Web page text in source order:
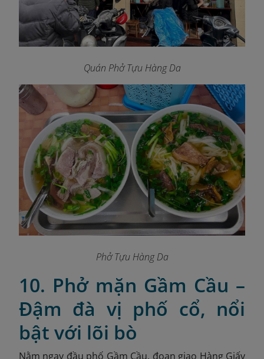
Quán Phở Tựu Hàng Da
Phở Tựu Hàng Da
10. Phở mặn Gầm Cầu –
Đậm đà vị phố cổ, nổi
bật với lõi bò
Nằm ngay đầu phố Gầm Cầu, đoạn giao Hàng Giấy